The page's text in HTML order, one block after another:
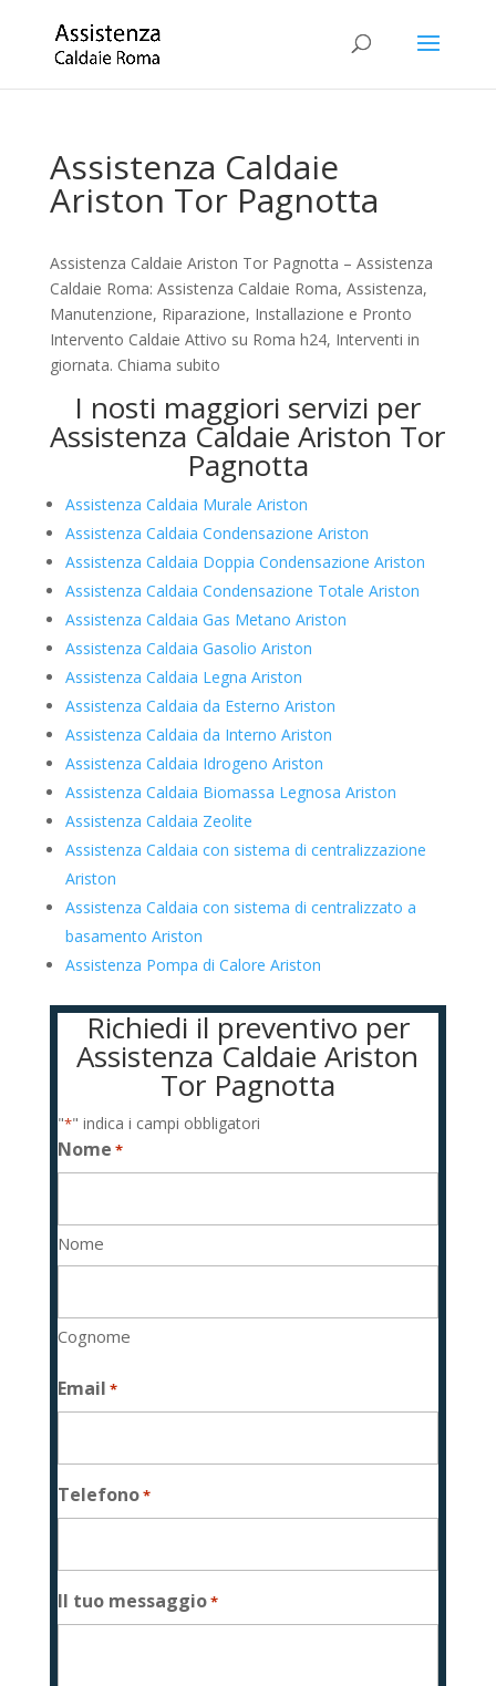
Assistenza Caldaie
Ariston Tor Pagnotta
Assistenza Caldaie Ariston Tor Pagnotta – Assistenza
Caldaie Roma: Assistenza Caldaie Roma, Assistenza,
Manutenzione, Riparazione, Installazione e Pronto
Intervento Caldaie Attivo su Roma h24, Interventi in
giornata. Chiama subito
I nosti maggiori servizi per
Assistenza Caldaie Ariston Tor
Pagnotta
Assistenza Caldaia Murale Ariston
Assistenza Caldaia Condensazione Ariston
Assistenza Caldaia Doppia Condensazione Ariston
Assistenza Caldaia Condensazione Totale Ariston
Assistenza Caldaia Gas Metano Ariston
Assistenza Caldaia Gasolio Ariston
Assistenza Caldaia Legna Ariston
Assistenza Caldaia da Esterno Ariston
Assistenza Caldaia da Interno Ariston
Assistenza Caldaia Idrogeno Ariston
Assistenza Caldaia Biomassa Legnosa Ariston
Assistenza Caldaia Zeolite
Assistenza Caldaia con sistema di centralizzazione
Ariston
Assistenza Caldaia con sistema di centralizzato a
basamento Ariston
Assistenza Pompa di Calore Ariston
Richiedi il preventivo per
Assistenza Caldaie Ariston
Tor Pagnotta
"*" indica i campi obbligatori
Nome *
Nome
Cognome
Email *
Telefono*
Il tuo messaggio*